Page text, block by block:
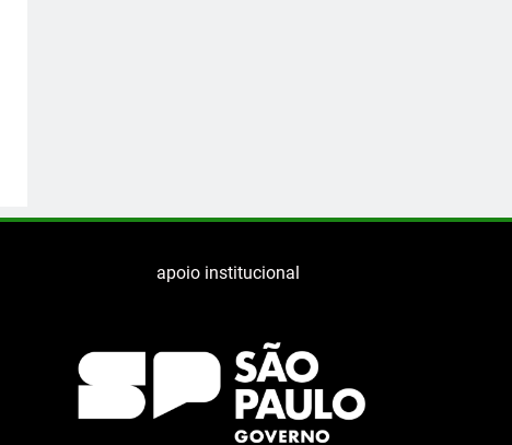
apoio institucional